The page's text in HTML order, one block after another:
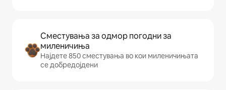
Сместувања за одмор погодни за
миленичиња
Најдете 850 сместувања во кои миленичињата
се добредојдени